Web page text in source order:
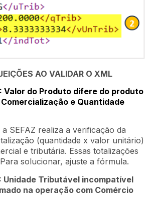
AO VALIDAR O XML
Valor do Produto difere do produto
e Quantidade
SEFAZ realiza a verificação da
(quantidade x valor unitário)
e tributária. Essas totalizações
solucionar, ajuste a fórmula.
Unidade Tributável incompatível
na operação com Comércio